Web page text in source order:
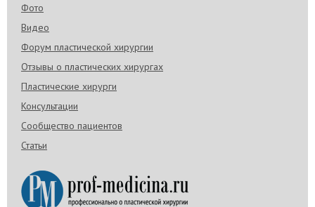
Фото
Видео
Форум пластической хирургии
Отзывы о пластических хирургах
Пластические хирурги
Консультации
Сообщество пациентов
Статьи